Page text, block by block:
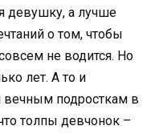
девушку, а лучше
о том, чтобы
не водится. Но
лет. А то и
подросткам в
толпы девчонок –